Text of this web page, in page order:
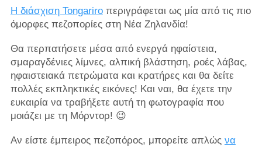
Η διάσχιση Tongariroπεριγράφεται ως μία από τις πιο
όμορφες πεζοπορίες στη Νέα Ζηλανδία!
Θα περπατήσετε μέσα από ενεργά ηφαίστεια,
σμαραγδένιες λίμνες, αλπική βλάστηση, ροές λάβας,
ηφαιστειακά πετρώματα και κρατήρες και θα δείτε
πολλές εκπληκτικές εικόνες! Και ναι, θα έχετε την
ευκαιρία να τραβήξετε αυτή τη φωτογραφία που
μοιάζει με τη Μόρντορ! 😉
Αν είστε έμπειρος πεζοπόρος, μπορείτε απλώς να